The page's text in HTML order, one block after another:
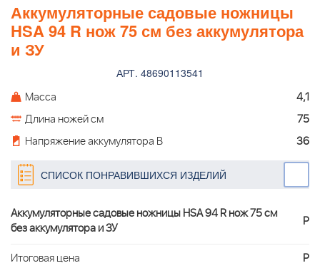
Аккумуляторные садовые ножницы
HSA 94 R нож 75 см без аккумулятора
и ЗУ
АРТ. 48690113541
Масса
4,1
Длина ножей см
75
Напряжение аккумулятора В
36
СПИСОК ПОНРАВИВШИХСЯ ИЗДЕЛИЙ
Аккумуляторные садовые ножницы HSA 94 R нож 75 см
без аккумулятора и ЗУ
Р
Итоговая цена Р